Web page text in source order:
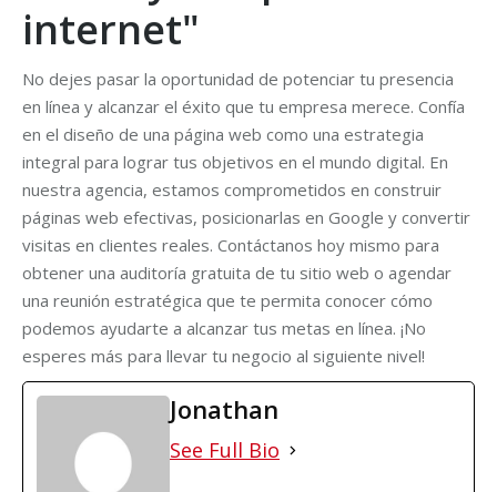
internet"
No dejes pasar la oportunidad de potenciar tu presencia
en línea y alcanzar el éxito que tu empresa merece. Confía
en el diseño de una página web como una estrategia
integral para lograr tus objetivos en el mundo digital. En
nuestra agencia, estamos comprometidos en construir
páginas web efectivas, posicionarlas en Google y convertir
visitas en clientes reales. Contáctanos hoy mismo para
obtener una auditoría gratuita de tu sitio web o agendar
una reunión estratégica que te permita conocer cómo
podemos ayudarte a alcanzar tus metas en línea. ¡No
esperes más para llevar tu negocio al siguiente nivel!
Jonathan
See Full Bio